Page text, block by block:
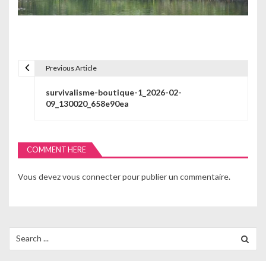
i
g
a
i
o
Previous Article
survivalisme-boutique-1_2026-02-
09_130020_658e90ea
COMMENT HERE
Vous devezvous connecterpour publier un commentaire.
for: